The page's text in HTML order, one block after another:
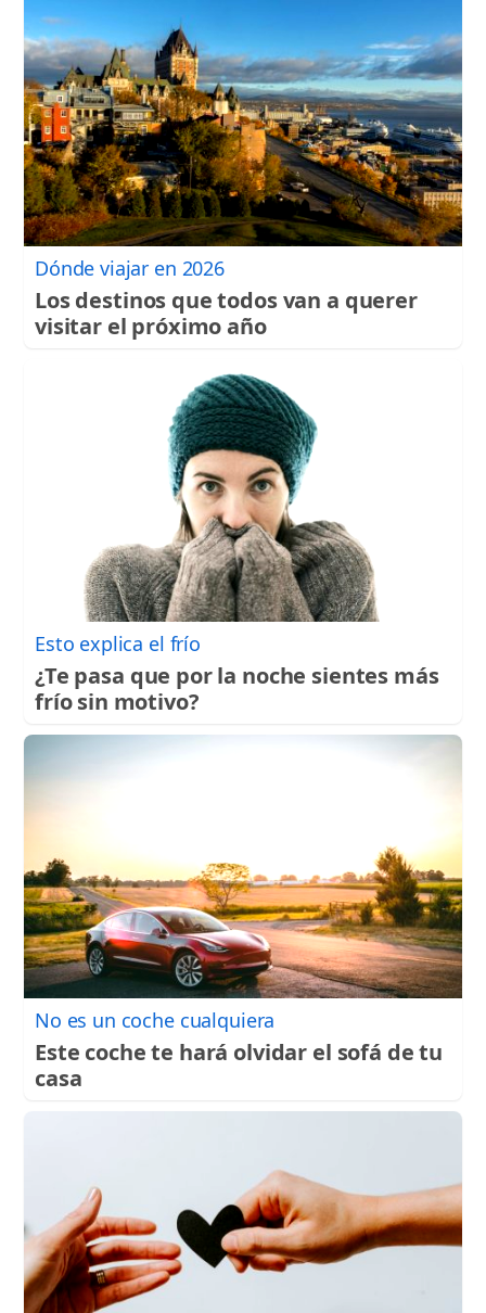
Dónde viajar en 2026
Los destinos que todos van a querer
visitar el próximo año
Esto explica el frío
¿Te pasa que por la noche sientes más
frío sin motivo?
No es un coche cualquiera
Este coche te hará olvidar el sofá de tu
casa